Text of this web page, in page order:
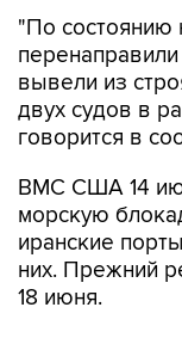
вывели из
двух судов в
говорится в
ВМС США 14
иранские
них. Прежний
18 июня.
За два месяца